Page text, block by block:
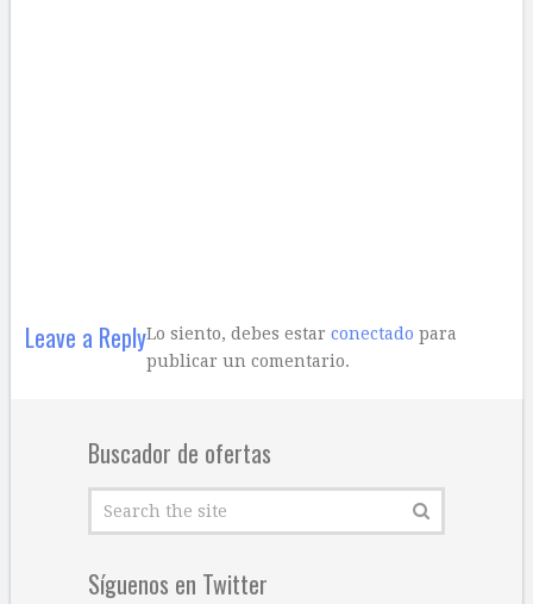
Leave a ReplyLo siento, debes estar conectado para
publicar un comentario.
Buscador de ofertas
Síguenos en Twitter